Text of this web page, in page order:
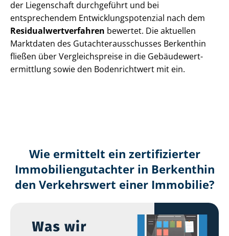
der Liegenschaft durchgeführt und bei
entsprechendem Ent­wick­lungs­po­ten­zi­al nach dem
Re­si­du­al­wert­ver­fah­ren bewertet. Die aktuellen
Marktdaten des Gut­ach­ter­aus­schus­ses Berkenthin
fließen über Ver­gleichs­prei­se in die Ge­bäu­de­wert­
ermitt­lung sowie den Bodenrichtwert mit ein.
Wie ermittelt ein zertifizierter
Immobilien­gutachter in Berkenthin
den Verkehrswert einer Immobilie?